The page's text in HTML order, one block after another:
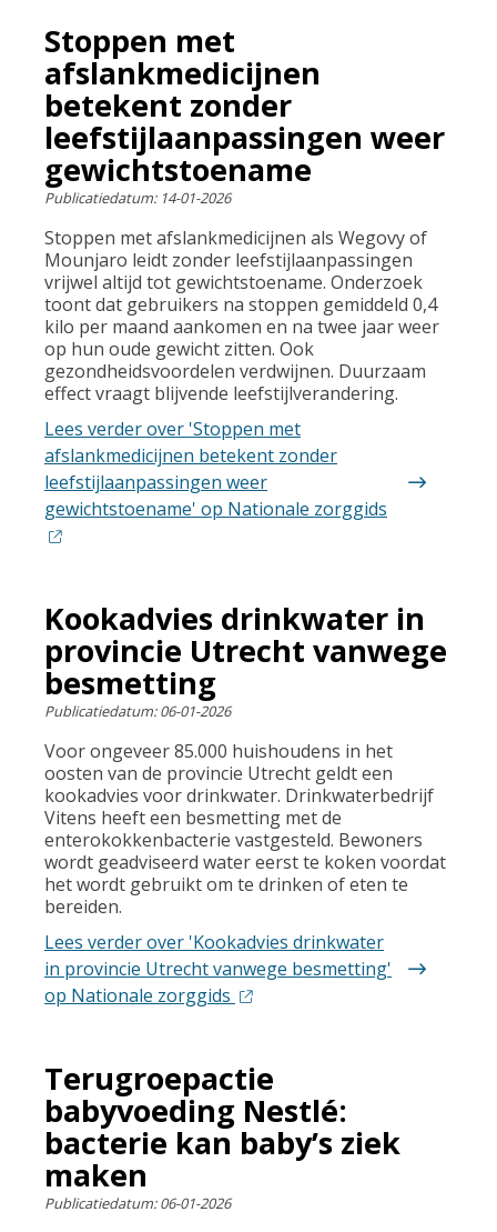
Stoppen met
afslankmedicijnen
betekent zonder
leefstijlaanpassingen weer
gewichtstoename
Publicatiedatum: 14-01-2026
Stoppen met afslankmedicijnen als Wegovy of
Mounjaro leidt zonder leefstijlaanpassingen
vrijwel altijd tot gewichtstoename. Onderzoek
toont dat gebruikers na stoppen gemiddeld 0,4
kilo per maand aankomen en na twee jaar weer
op hun oude gewicht zitten. Ook
gezondheidsvoordelen verdwijnen. Duurzaam
effect vraagt blijvende leefstijlverandering.
Lees verderover 'Stoppen met
afslankmedicijnen betekent zonder
leefstijlaanpassingen weer
gewichtstoename' op Nationale zorggids
Kookadvies drinkwater in
provincie Utrecht vanwege
besmetting
Publicatiedatum:06-01-2026
Voor ongeveer 85.000 huishoudens in het
oosten van de provincie Utrecht geldt een
kookadvies voor drinkwater. Drinkwaterbedrijf
Vitens heeft een besmetting met de
enterokokkenbacterie vastgesteld. Bewoners
wordt geadviseerd water eerst te koken voordat
het wordt gebruikt om te drinken of eten te
bereiden.
Lees verderover 'Kookadvies drinkwater
in provincie Utrecht vanwege besmetting'
op Nationale zorggids
Terugroepactie
babyvoeding Nestlé:
bacterie kan baby’s ziek
maken
Publicatiedatum:06-01-2026